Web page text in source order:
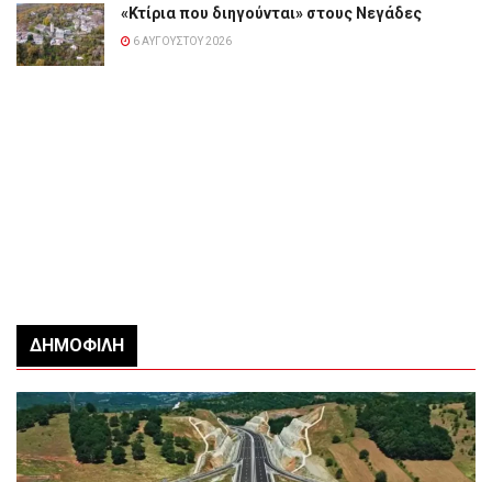
«Κτίρια που διηγούνται» στους Νεγάδες
6 ΑΥΓΟΎΣΤΟΥ 2026
ΔΗΜΟΦΙΛΉ